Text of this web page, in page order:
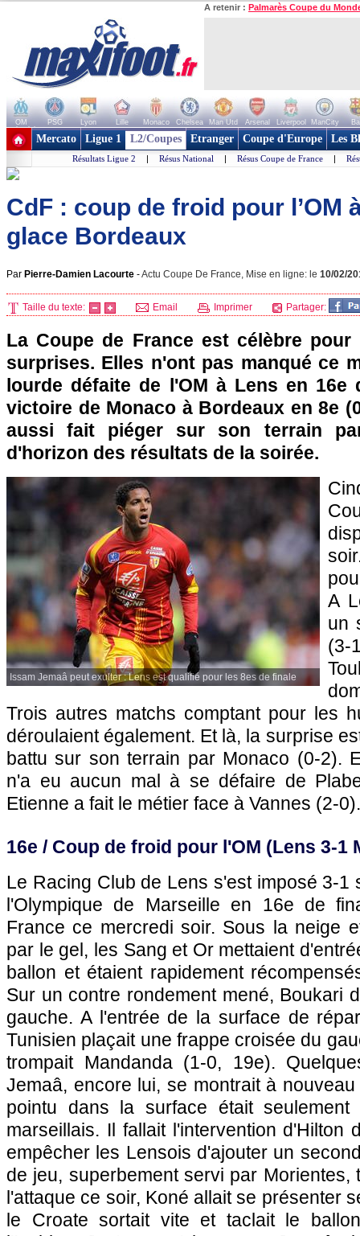
A retenir : Palmarès Coupe du
OM PSG Lyon Lille Monaco Chelsea Man Utd Arsenal Liverpool ManCity
+ de clubs
Mercato Ligue 1 L2/Coupes Etranger Coupe d'Europe Les
Résultats Ligue 2 | Résus National | Résus Coupe de France |
CdF : coup de froid pour l’OM
glace Bordeaux
Par Pierre-Damien Lacourte -Actu Coupe De France, Mise en ligne: le 10/02/
Taille du texte: Email Imprimer Partager:
La Coupe de France est célèbre
surprises. Elles n'ont pas manqué ce
lourde défaite de l'OM à Lens en 16e
victoire de Monaco à Bordeaux en 8e
aussi fait piéger sur son terrain
d'horizon des résultats de la soirée.
Issam Jemaâ peut exulter : Lens est qualifié pour les 8es de finale
A
un
(3-
Trois autres matchs comptant pour les
déroulaient également. Et là, la surprise
battu sur son terrain par Monaco (0-2).
n'a eu aucun mal à se défaire de
Etienne a fait le métier face à Vannes (2-0).
16e / Coup de froid pour l'OM (Lens 3-1
Le Racing Club de Lens s'est imposé 3-1
l'Olympique de Marseille en 16e de
France ce mercredi soir. Sous la neige
par le gel, les Sang et Or mettaient
ballon et étaient rapidement
Sur un contre rondement mené, Boukari
gauche. A l'entrée de la surface de
Tunisien plaçait une frappe croisée du
trompait Mandanda (1-0, 19e).
Jemaâ, encore lui, se montrait à
pointu dans la surface était
marseillais. Il fallait l'intervention d'Hilton
empêcher les Lensois d'ajouter un
de jeu, superbement servi par Morientes,
l'attaque ce soir, Koné allait se présenter
le Croate sortait vite et taclait le